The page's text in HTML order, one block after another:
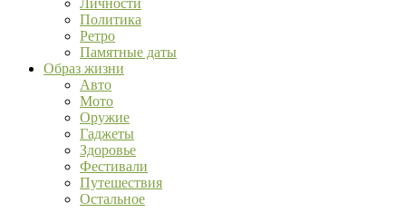
Личности
Политика
Ретро
Памятные даты
Образ жизни
Авто
Мото
Оружие
Гаджеты
Здоровье
Фестивали
Путешествия
Остальное